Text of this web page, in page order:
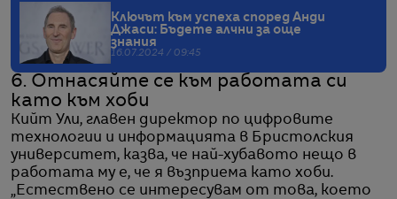
Ключът към успеха според Анди
Джаси: Бъдете алчни за още
знания
16.07.2024 / 09:45
6. Отнасяйте се към работата си
като към хоби
Кийт Ули, главен директор по цифровите
технологии и информацията в Бристолския
университет, казва, че най-хубавото нещо в
работата му е, че я възприема като хоби.
„Естествено се интересувам от това, което